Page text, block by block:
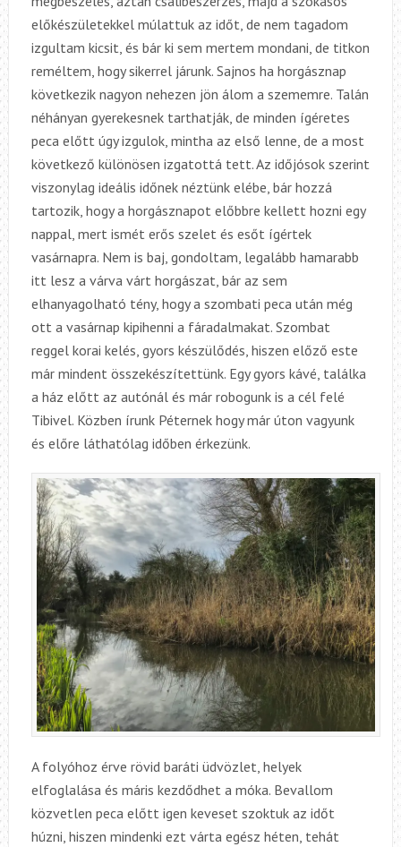
előkészületekkel múlattuk az időt, de nem tagadom
izgultam kicsit, és bár ki sem mertem mondani, de titkon
reméltem, hogy sikerrel járunk. Sajnos ha horgásznap
következik nagyon nehezen jön álom a szememre. Talán
néhányan gyerekesnek tarthatják, de minden ígéretes
peca előtt úgy izgulok, mintha az első lenne, de a most
következő különösen izgatottá tett. Az időjósok szerint
viszonylag ideális időnek néztünk elébe, bár hozzá
tartozik, hogy a horgásznapot előbbre kellett hozni egy
nappal, mert ismét erős szelet és esőt ígértek
vasárnapra. Nem is baj, gondoltam, legalább hamarabb
itt lesz a várva várt horgászat, bár az sem
elhanyagolható tény, hogy a szombati peca után még
ott a vasárnap kipihenni a fáradalmakat. Szombat
reggel korai kelés, gyors készülődés, hiszen előző este
már mindent összekészítettünk. Egy gyors kávé, találka
a ház előtt az autónál és már robogunk is a cél felé
Tibivel. Közben írunk Péternek hogy már úton vagyunk
és előre láthatólag időben érkezünk.
A folyóhoz érve rövid baráti üdvözlet, helyek
elfoglalása és máris kezdődhet a móka. Bevallom
közvetlen peca előtt igen keveset szoktuk az időt
húzni, hiszen mindenki ezt várta egész héten, tehát